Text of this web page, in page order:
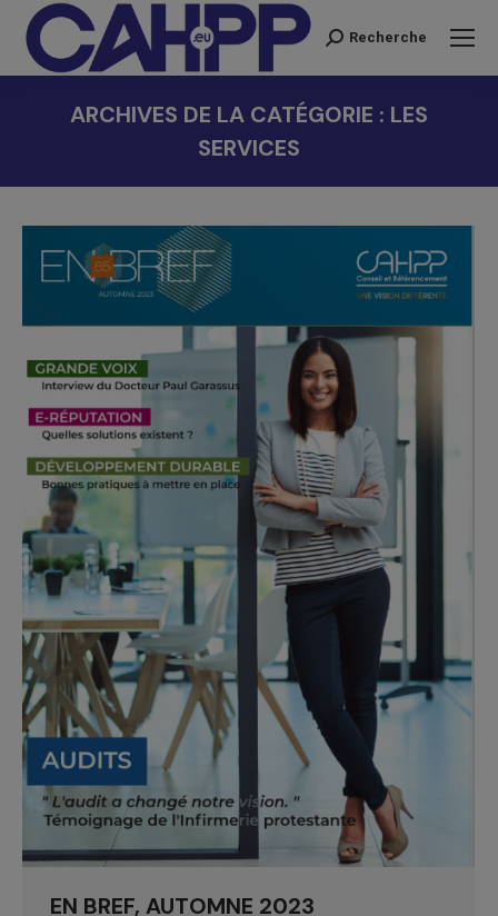
Recherche
Recherche
ARCHIVES DE LA CATÉGORIE : LES
SERVICES
EN BREF, AUTOMNE 2023